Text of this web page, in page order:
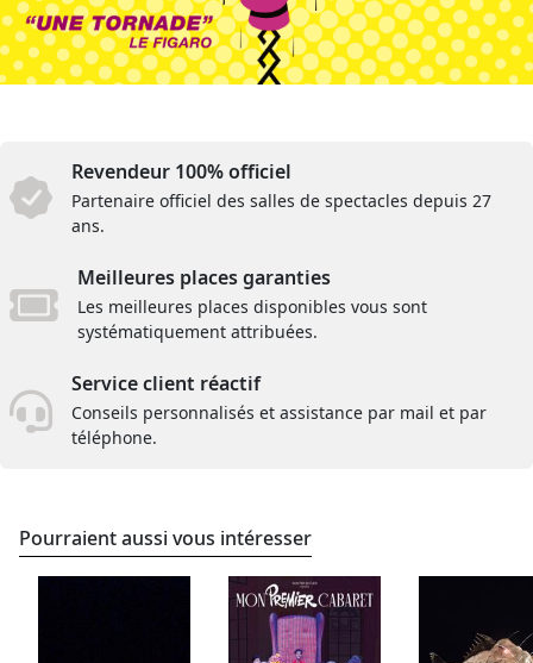
Revendeur 100% officiel
Partenaire officiel des salles de spectacles depuis 27
ans.
Meilleures places garanties
Les meilleures places disponibles vous sont
systématiquement attribuées.
Service client réactif
Conseils personnalisés et assistance par mail et par
téléphone.
Pourraient aussi vous intéresser